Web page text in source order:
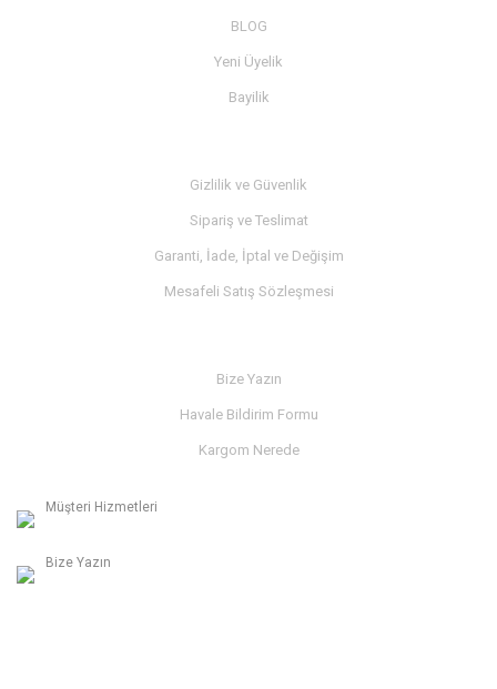
BLOG
Yeni Üyelik
Bayilik
Gizlilik ve Güvenlik
Sipariş ve Teslimat
Garanti, İade, İptal ve Değişim
Mesafeli Satış Sözleşmesi
Bize Yazın
Havale Bildirim Formu
Kargom Nerede
Müşteri Hizmetleri
Bize Yazın